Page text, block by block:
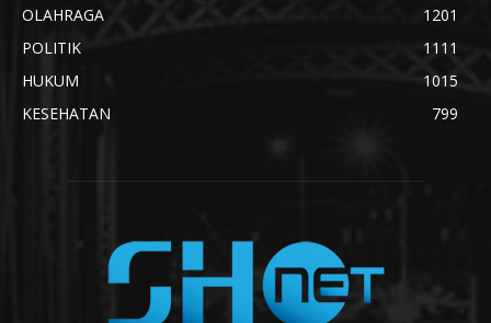
OLAHRAGA
1201
POLITIK
1111
HUKUM
1015
KESEHATAN
799